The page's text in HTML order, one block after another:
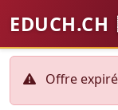
EDUCH.CH
Offre